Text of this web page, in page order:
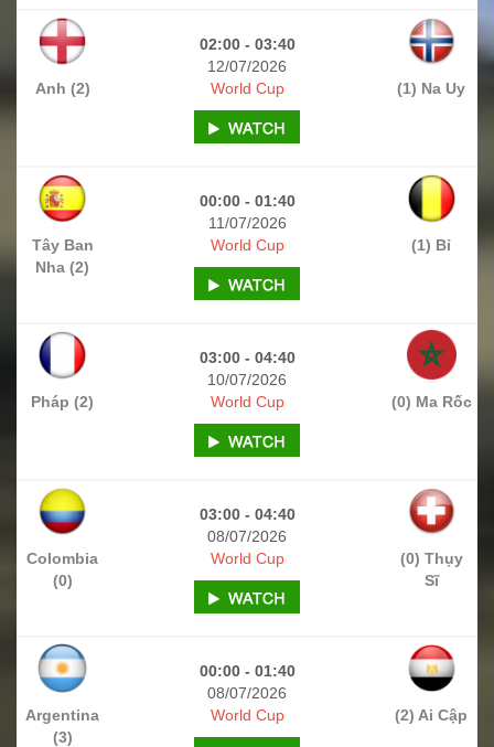
02:00 - 03:40
12/07/2026
Anh (2)
(1) Na Uy
World Cup
00:00 - 01:40
11/07/2026
Tây Ban
Nha (2)
(1) Bỉ
World Cup
03:00 - 04:40
10/07/2026
Pháp (2)
(0) Ma Rốc
World Cup
03:00 - 04:40
08/07/2026
Colombia
(0)
(0) Thụy
Sĩ
World Cup
00:00 - 01:40
08/07/2026
Argentina
(3)
(2) Ai Cập
World Cup